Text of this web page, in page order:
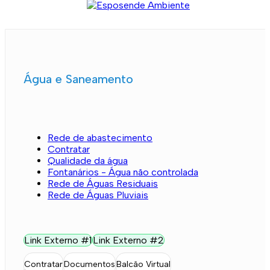
Água e Saneamento
Rede de abastecimento
Contratar
Qualidade da água
Fontanários - Água não controlada
Rede de Águas Residuais
Rede de Águas Pluviais
Link Externo #1Link Externo #2
ContratarDocumentosBalcão Virtual